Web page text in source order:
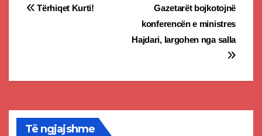
Post
Gazetarët bojkotojnë
konferencën e ministres
Hajdari, largohen nga salla
Tërhiqet Kurti!
Të ngjajshme